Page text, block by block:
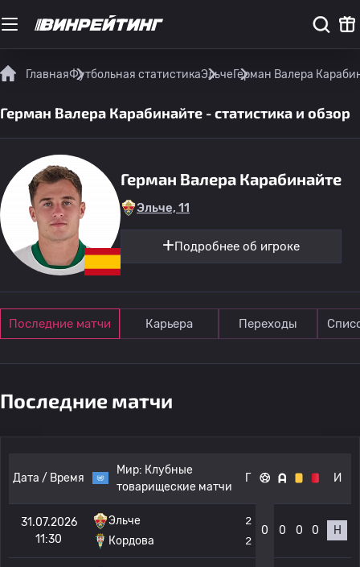
ГлавнаяФутбольная статистикаЭльчеГерман Валера
Герман Валера Карабинайте - статистика и обзор
Герман Валера Карабинайте
Эльче, 11
Подробнее об игроке
Последние матчи Карьера Переходы
Последние матчи
Дата / Время
Мир: Клубные
товарищеские матчи
Г И
31.07.2026
11:30
Эльче
Кордова
2
2
0 0 0 0 Н